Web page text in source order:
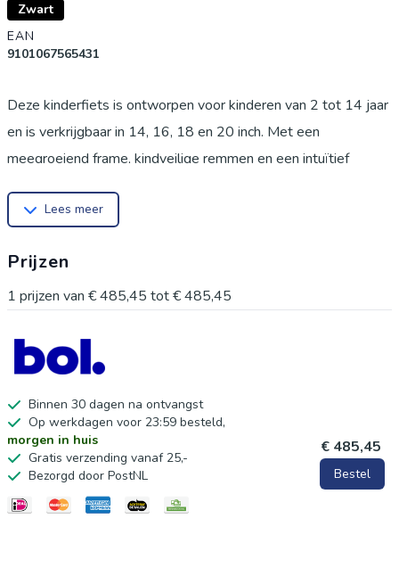
Zwart
EAN
9101067565431
Deze kinderfiets is ontworpen voor kinderen van 2 tot 14 jaar
en is verkrijgbaar in 14, 16, 18 en 20 inch. Met een
meegroeiend frame, kindveilige remmen en een intuïtief
lichtgewicht modellen voor jonge ontdekkingsreizigers (2-5
stijlvol en verstelbaar zijn. Fietsen is meer dan een speeltje;
het vertegenwoordigt vrijheid, trots en onvergetelijke
voor een verjaardagscadeau en zorgt voor eindeloos
fietsplezier!
Lees meer
Prijzen
1 prijzen van € 485,45 tot€ 485,45
Binnen 30 dagen na ontvangst
Op werkdagen voor 23:59 besteld,
morgen in huis
Gratis verzending vanaf 25,-
Bezorgd door PostNL
€ 485,45
Bestel